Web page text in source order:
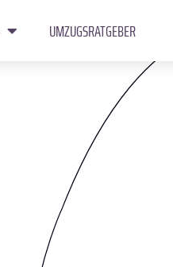
UMZUGSRATGEBER